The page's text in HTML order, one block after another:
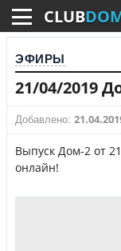
CLUB
ЭФИРЫ
21/04/2019
Добавлено:
Выпуск Дом-2 от
онлайн!